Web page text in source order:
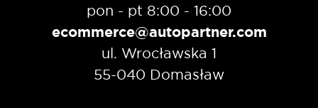
pon - pt 8:00 - 16:00
ecommerce@autopartner.com
ul. Wrocławska 1
55-040 Domasław